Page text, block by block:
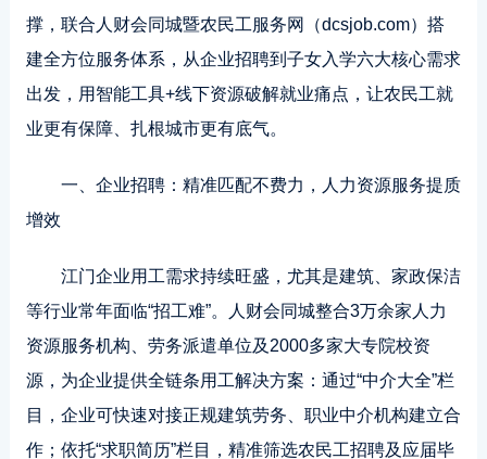
撑，联合人财会同城暨农民工服务网（dcsjob.com）搭
建全方位服务体系，从企业招聘到子女入学六大核心需求
出发，用智能工具+线下资源破解就业痛点，让农民工就
业更有保障、扎根城市更有底气。
一、企业招聘：精准匹配不费力，人力资源服务提质
增效
江门企业用工需求持续旺盛，尤其是建筑、家政保洁
等行业常年面临“招工难”。人财会同城整合3万余家人力
资源服务机构、劳务派遣单位及2000多家大专院校资
源，为企业提供全链条用工解决方案：通过“中介大全”栏
目，企业可快速对接正规建筑劳务、职业中介机构建立合
作；依托“求职简历”栏目，精准筛选农民工招聘及应届毕